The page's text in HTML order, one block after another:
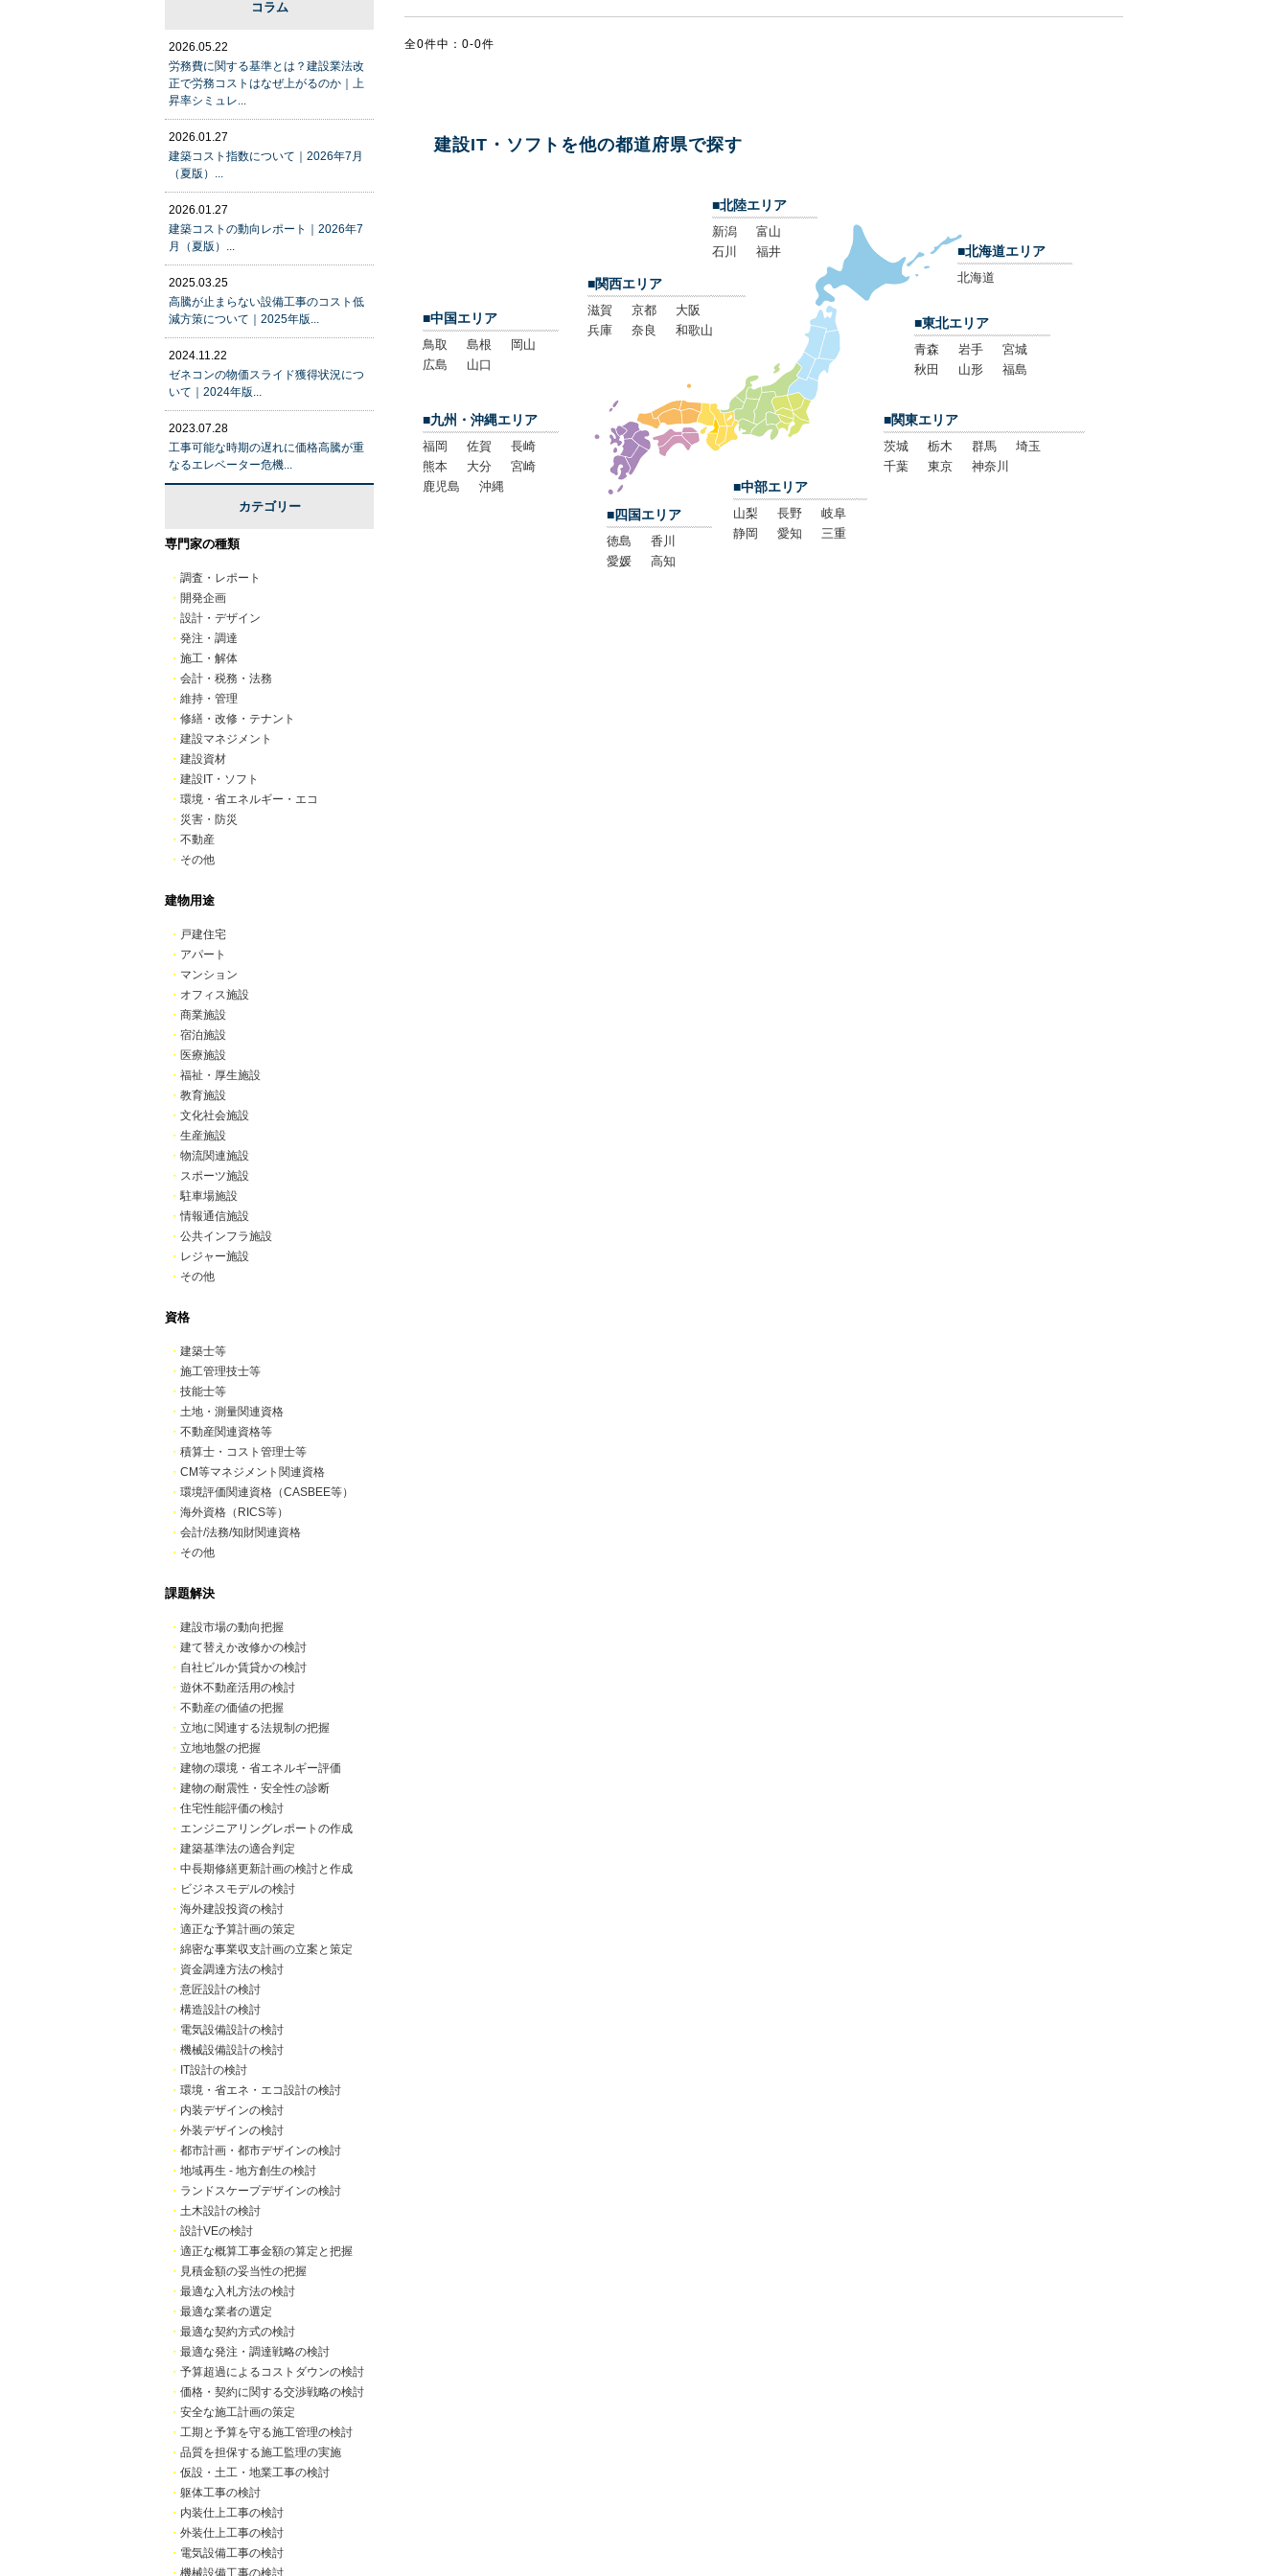
全0件中：0-0件
建設IT・ソフトを他の都道府県で探す
■北海道エリア
北海道
■東北エリア
青森 岩手
宮城
秋田
山形 福島
■関東エリア
茨城 栃木 群馬
埼玉
千葉
東京 神奈川
■北陸エリア
新潟
富山
石川
福井
■中部エリア
山梨 長野
岐阜
静岡
愛知 三重
■関西エリア
滋賀 京都
大阪
兵庫
奈良 和歌山
■中国エリア
鳥取 島根
岡山
広島
山口
■四国エリア
徳島
香川
愛媛
高知
■九州・沖縄エリア
福岡 佐賀
長崎
熊本
大分
宮崎
鹿児島
沖縄
コラム
2026.05.22
労務費に関する基準とは？建設業法改
正で労務コストはなぜ上がるのか｜上
昇率シミュレ...
2026.01.27
建築コスト指数について｜2026年7月
（夏版）...
2026.01.27
建築コストの動向レポート｜2026年7
月（夏版）...
2025.03.25
高騰が止まらない設備工事のコスト低
減方策について｜2025年版...
2024.11.22
ゼネコンの物価スライド獲得状況につ
いて｜2024年版...
2023.07.28
工事可能な時期の遅れに価格高騰が重
なるエレベーター危機...
カテゴリー
専門家の種類
・ 調査・レポート
・ 開発企画
・ 設計・デザイン
・ 発注・調達
・ 施工・解体
・ 会計・税務・法務
・ 維持・管理
・ 修繕・改修・テナント
・ 建設マネジメント
・ 建設資材
・ 建設IT・ソフト
・ 環境・省エネルギー・エコ
・ 災害・防災
・ 不動産
・ その他
建物用途
・ 戸建住宅
・ アパート
・ マンション
・ オフィス施設
・ 商業施設
・ 宿泊施設
・ 医療施設
・ 福祉・厚生施設
・ 教育施設
・ 文化社会施設
・ 生産施設
・ 物流関連施設
・ スポーツ施設
・駐車場施設
・情報通信施設
・ 公共インフラ施設
・ レジャー施設
・ その他
資格
・ 建築士等
・ 施工管理技士等
・ 技能士等
・ 土地・測量関連資格
・ 不動産関連資格等
・ 積算士・コスト管理士等
・ CM等マネジメント関連資格
・ 環境評価関連資格（CASBEE等）
・ 海外資格（RICS等）
・ 会計/法務/知財関連資格
・ その他
課題解決
・ 建設市場の動向把握
・ 建て替えか改修かの検討
・ 自社ビルか賃貸かの検討
・ 遊休不動産活用の検討
・ 不動産の価値の把握
・ 立地に関連する法規制の把握
・ 立地地盤の把握
・ 建物の環境・省エネルギー評価
・ 建物の耐震性・安全性の診断
・ 住宅性能評価の検討
・ エンジニアリングレポートの作成
・ 建築基準法の適合判定
・ 中長期修繕更新計画の検討と作成
・ ビジネスモデルの検討
・ 海外建設投資の検討
・ 適正な予算計画の策定
・ 綿密な事業収支計画の立案と策定
・ 資金調達方法の検討
・ 意匠設計の検討
・ 構造設計の検討
・ 電気設備設計の検討
・ 機械設備設計の検討
・ IT設計の検討
・ 環境・省エネ・エコ設計の検討
・ 内装デザインの検討
・ 外装デザインの検討
・ 都市計画・都市デザインの検討
・ 地域再生 - 地方創生の検討
・ ランドスケープデザインの検討
・ 土木設計の検討
・ 設計VEの検討
・ 適正な概算工事金額の算定と把握
・ 見積金額の妥当性の把握
・ 最適な入札方法の検討
・ 最適な業者の選定
・ 最適な契約方式の検討
・ 最適な発注・調達戦略の検討
・ 予算超過によるコストダウンの検討
・ 価格・契約に関する交渉戦略の検討
・ 安全な施工計画の策定
・ 工期と予算を守る施工管理の検討
・ 品質を担保する施工監理の実施
・ 仮設・土工・地業工事の検討
・ 躯体工事の検討
・ 内装仕上工事の検討
・ 外装仕上工事の検討
・ 電気設備工事の検討
・ 機械設備工事の検討